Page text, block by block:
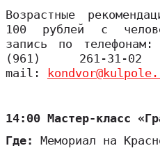
Возрастные
100 рублей с
запись по
(961) 261-
mail:
14:00 Мастер-класс
Где:
Мемориал на